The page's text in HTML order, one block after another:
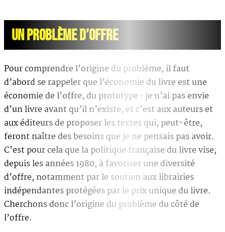
UN PROBLÈME D’OFFRE
Pour comprendre l’origine du problème, il faut
d’abord se rappeler que l’économie du livre est une
économie de l’offre, du prototype : je n’ai pas envie
d’un livre avant qu’il n’existe, et c’est aux auteurs et
aux éditeurs de proposer les textes qui, peut-être,
feront naître des besoins que je ne pensais pas avoir.
C’est pour cela que la politique française du livre vise,
depuis les années 1980, à favoriser une diversité
d’offre, notamment par le soutien aux librairies
indépendantes protégées par le prix unique du livre.
Cherchons donc l’origine du problème du côté de
l’offre.